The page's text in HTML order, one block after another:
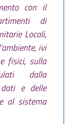
con il
di
Locali,
ivi
fisici, sulla
dalla
dati e delle
al sistema